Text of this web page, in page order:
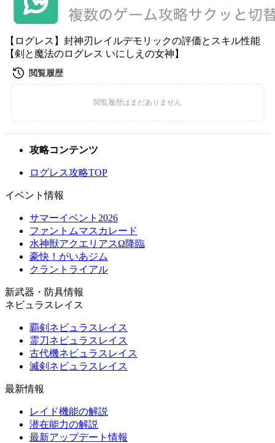
【ログレス】封神刃レイルデモリックの評価とスキル性能
【剣と魔法のログレス いにしえの女神】
攻略コンテンツ
ログレス攻略TOP
イベント情報
サマーイベント2026
ファントムマスカレード
水神獣アクエリアスΩ降臨
豪快！がいあジム
クラントライアル
新武器・防具情報
ネビュラスレイス
覇剣ネビュラスレイス
霊刀ネビュラスレイス
古代機ネビュラスレイス
滅剣ネビュラスレイス
最新情報
レイド機能の解説
潜在能力の解説
最新アップデート情報